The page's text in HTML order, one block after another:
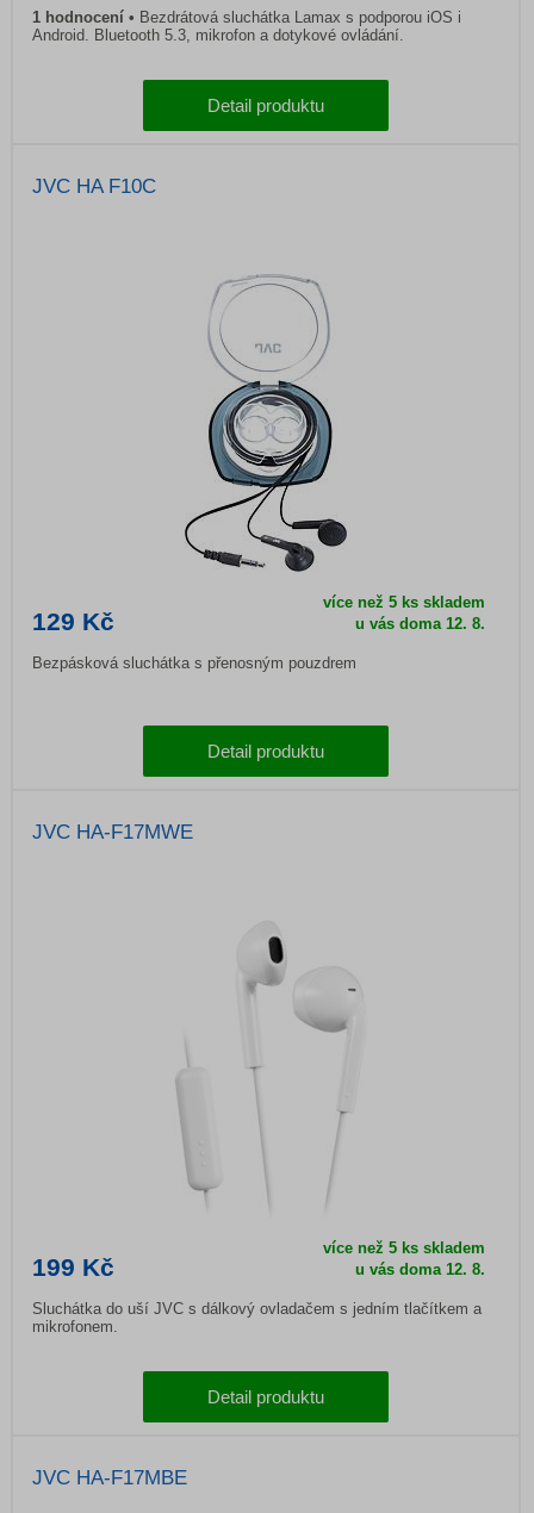
1 hodnocení
Bezdrátová sluchátka Lamax s podporou iOS i
Android. Bluetooth 5.3, mikrofon a dotykové ovládání.
Detail produktu
JVC HA F10C
129 Kč
více než 5 ks skladem
u vás doma12. 8.
Bezpásková sluchátka s přenosným pouzdrem
Detail produktu
JVC HA-F17MWE
199 Kč
více než 5 ks skladem
u vás doma12. 8.
Sluchátka do uší JVC s dálkový ovladačem s jedním tlačítkem a
mikrofonem.
Detail produktu
JVC HA-F17MBE